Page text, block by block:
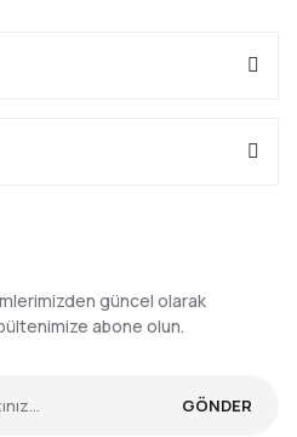
güncel olarak
abone olun.
GÖNDER